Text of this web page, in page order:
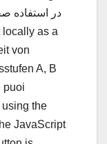
در استفاده
von
A, B
puoi
the
JavaScript